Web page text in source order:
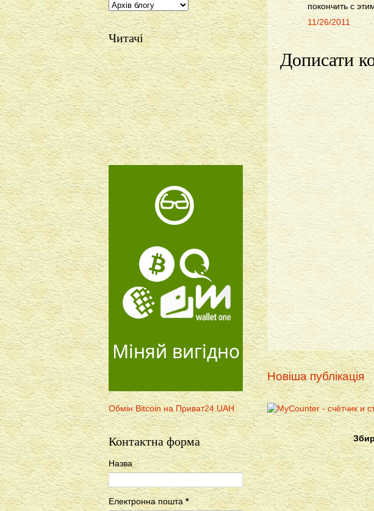
покончить с
11/26/2011
Дописати
Новіша публікація
Читачі
Міняй вигідно
Обмін Bitcoin на Приват24 UAH
Контактна форма
Назва
Електронна пошта*